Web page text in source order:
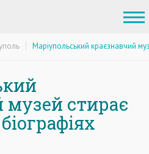
Маріупольський краєзнавчий
музей стирає